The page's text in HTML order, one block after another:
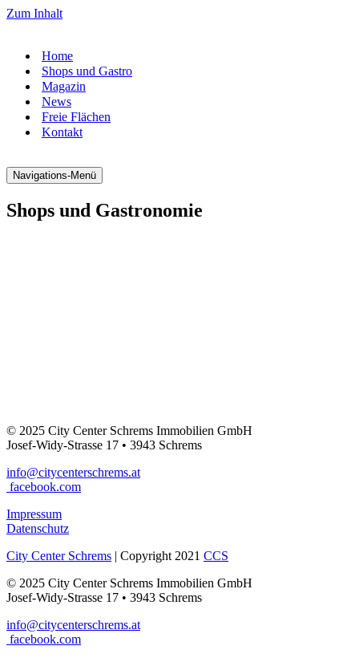
Zum Inhalt
Home
Shops und Gastro
Magazin
News
Freie Flächen
Kontakt
Navigations-Menü
Shops und Gastronomie
© 2025 City Center Schrems Immobilien GmbH
Josef-Widy-Strasse 17 • 3943 Schrems
info@citycenterschrems.at
facebook.com
Impressum
Datenschutz
City Center Schrems | Copyright 2021 CCS
© 2025 City Center Schrems Immobilien GmbH
Josef-Widy-Strasse 17 • 3943 Schrems
info@citycenterschrems.at
facebook.com